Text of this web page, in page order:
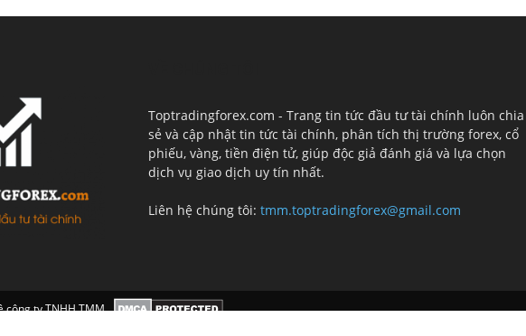
Toptradingforex.com - Trang tin tức đầu tư tài chính luôn chia
sẻ và cập nhật tin tức tài chính, phân tích thị trường forex, cổ
phiếu, vàng, tiền điện tử, giúp độc giả đánh giá và lựa chọn
dịch vụ giao dịch uy tín nhất.
Liên hệ chúng tôi: tmm.toptradingforex@gmail.com
công ty TNHH TMM